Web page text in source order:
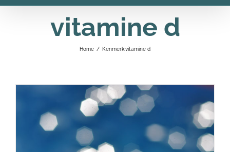
vitamine d
Home / Kenmerk:vitamine d